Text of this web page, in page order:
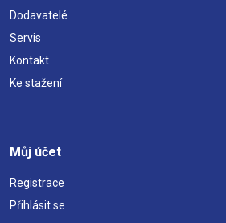
Dodavatelé
Servis
Kontakt
Ke stažení
Můj účet
Registrace
Přihlásit se